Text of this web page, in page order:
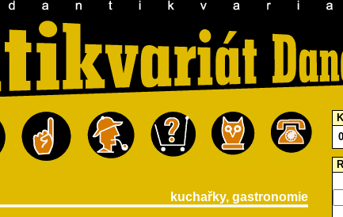
kuchařky, gastronomie
0